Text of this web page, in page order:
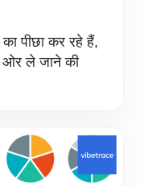
पीछा कर रहे हैं,
ले जाने की